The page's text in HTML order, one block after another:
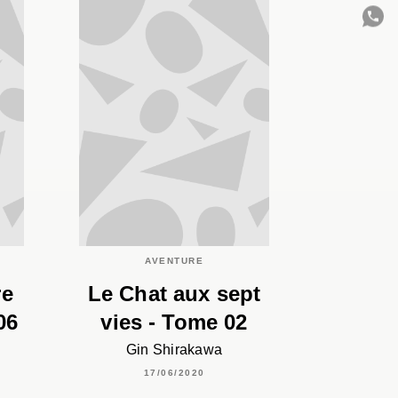
AVENTURE
Le Chat aux sept
vies - Tome 02
Gin Shirakawa
17/06/2020